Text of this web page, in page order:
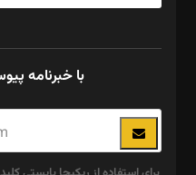
با خبرنامه